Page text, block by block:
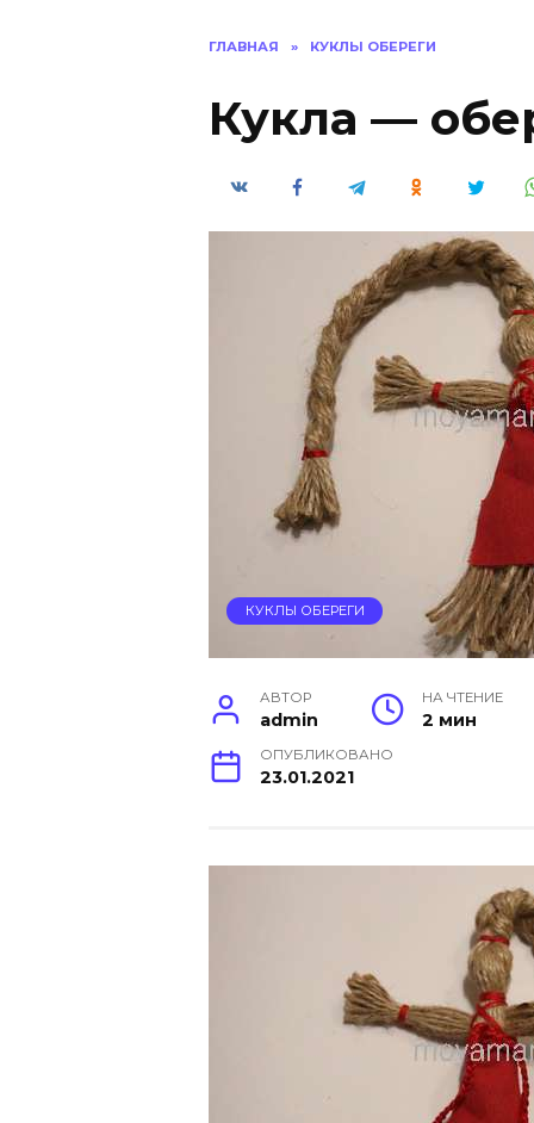
ГЛАВНАЯ » КУКЛЫ ОБЕРЕГИ
Кукла —
КУКЛЫ ОБЕРЕГИ
АВТОР
admin
НА ЧТЕНИЕ
2 мин
ОПУБЛИКОВАНО
23.01.2021